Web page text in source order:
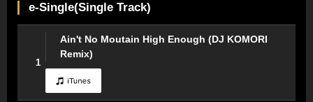
e-Single(Single Track)
1
Ain't No Moutain High Enough (DJ KOMORI
Remix)